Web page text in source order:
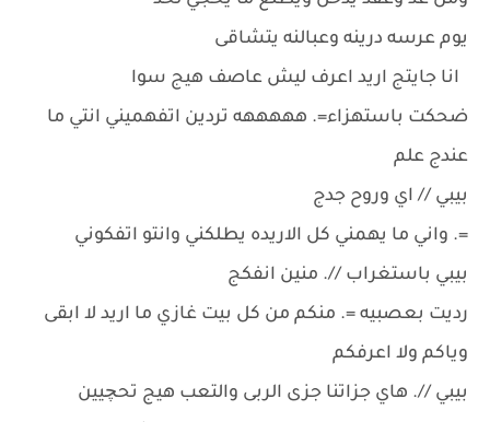
يوم عرسه درينه وعبالنه يتشاقى
انا جايتج اريد اعرف ليش عاصف هيج سوا
ضحكت باستهزاء=. هههههه تردين اتفهميني انتي ما
عندج علم
بيبي // اي وروح جدج
=. واني ما يهمني كل الاريده يطلكني وانتو اتفكوني
بيبي باستغراب //. منين انفكج
رديت بعصبيه =. منكم من كل بيت غازي ما اريد لا ابقى
وياكم ولا اعرفكم
بيبي //. هاي جزاتنا جزى الربى والتعب هيج تحچيين